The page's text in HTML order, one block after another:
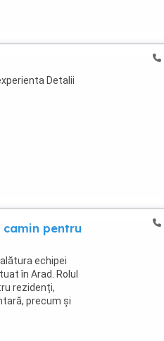
Detalii
pentru
echipei
în Arad. Rolul
rezidenți,
precum și